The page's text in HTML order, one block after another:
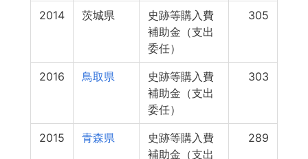
2014 茨城県
史跡等購入費
補助金（支出
委任）
305
2016 鳥取県
史跡等購入費
補助金（支出
委任）
303
2015 青森県
史跡等購入費
補助金（支出
289